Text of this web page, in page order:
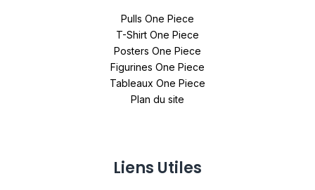
Pulls One Piece
T-Shirt One Piece
Posters One Piece
Figurines One Piece
Tableaux One Piece
Plan du site
Liens Utiles